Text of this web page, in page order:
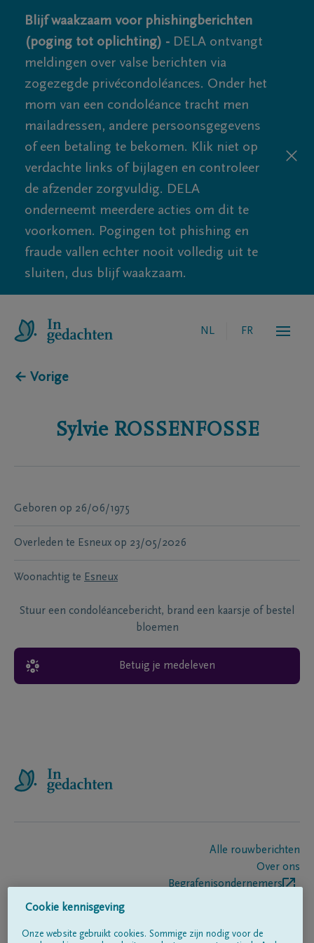
Blijf waakzaam voor phishingberichten
(poging tot oplichting) - DELA ontvangt
meldingen over valse berichten via
zogezegde privécondoléances. Onder het
mom van een condoléance tracht men
mailadressen, andere persoonsgegevens
of een betaling te bekomen. Klik niet op
verdachte links of bijlagen en controleer
de afzender zorgvuldig. DELA
onderneemt meerdere acties om dit te
voorkomen. Pogingen tot phishing en
fraude vallen echter nooit volledig uit te
sluiten, dus blijf waakzaam.
NL FR
← Vorige
Sylvie ROSSENFOSSE
Geboren op 26/06/1975
Overleden te Esneux op 23/05/2026
Woonachtig te Esneux
Stuur een condoléancebericht, brand een kaarsje of bestel
bloemen
Betuig je medeleven
Alle rouwberichten
Over ons
Begrafenisondernemers
Cookie kennisgeving
Onze website gebruikt cookies. Sommige zijn nodig voor de